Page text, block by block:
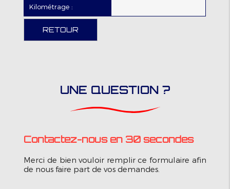
Kilométrage :
RETOUR
UNE QUESTION ?
Contactez-nous en 30 secondes
Merci de bien vouloir remplir ce formulaire afin
de nous faire part de vos demandes.